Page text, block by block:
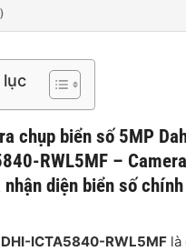
lục
chụp biển số 5MP
RWL5MF –
nhận diện biển số
DHI-ICTA5840-RWL5MF là